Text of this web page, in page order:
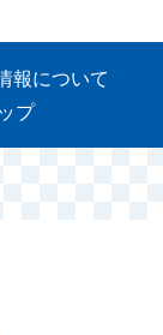
報について
プ